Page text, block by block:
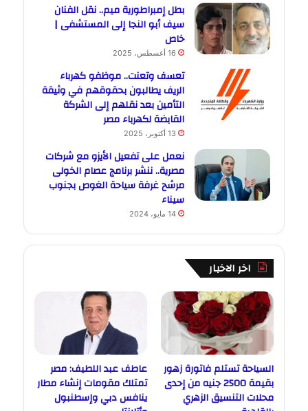
بطل إمبراطورية ميم.. نقل الفنان
سيف أبو النجا إلى المستشفى |
خاص
16 أغسطس، 2025
تعسف وتعنت.. موظفو كهرباء
الريف يطالبون بحقوقهم في وثيقة
التأمين بعد نقلهم إلى الشركة
القابضة لكهرباء مصر
13 أكتوبر، 2025
نعمل على تفعيل الأيزو مع شركات
مصرية.. ننشر برنامج عصام الخولى
مرشح غرفة سياحة الغوص بجنوب
سيناء
14 مايو، 2024
اخر الاخبار
السياحة تستلم فاتورة زهور
بقيمة 2500 جنيه من إحدى
محلات التنسيق الزهري
عاطف عبد اللطيف: مصر
تمتلك مقومات إنشاء مطار
ينافس دبي وإسطنبول